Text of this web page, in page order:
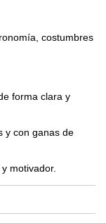
costumbres
forma clara y
y con ganas de
motivador.